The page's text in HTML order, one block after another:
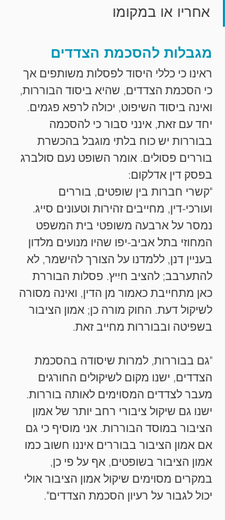
אחריו או במקומו
מגבלות להסכמת הצדדים
ראינו כי כללי היסוד לפסלות משותפים אך
כי הסכמת הצדדים, שהיא ביסוד הבוררות,
ואינה ביסוד השיפוט, יכולה לרפא פגמים.
יחד עם זאת, אינני סבור כי להסכמה
בבוררות יש כוח בלתי מוגבל בהכשרת
בוררים פסולים. אומר השופט נעם סולברג
בפסק דין אדלקום:
"קשרי חברות בין שופטים, בוררים
ועורכי-דין, מחייבים זהירות וטעונים סייג.
נמסר על ארבעה משופטי בית המשפט
המחוזי בתל אביב-יפו שהיו מנועים מלדון
בעניין דנן, ללמדנו על הצורך להישמר, לא
להתערבב; להציב חיִיץ. פסלות הבוררת
כאן מתחייבת כאמור מן הדין, ואינה מסורה
לשיקול דעת. החוק מורה כן; אמון הציבור
בשפיטה ובבוררות מחייב זאת.
"גם בבוררות, למרות שיסודה בהסכמת
הצדדים, ישנו מקום לשיקולים החורגים
מעבר לצדדים המסוימים לאותה בוררות.
ישנו גם שיקול ציבורי רחב יותר של אמון
הציבור במוסד הבוררות. אני מוסיף כי גם
אם אמון הציבור בבוררים איננו חשוב כמו
אמון הציבור בשופטים, אף על פי כן,
במקרים מסוימים שיקול אמון הציבור אולי
יכול לגבור על רעיון הסכמת הצדדים".